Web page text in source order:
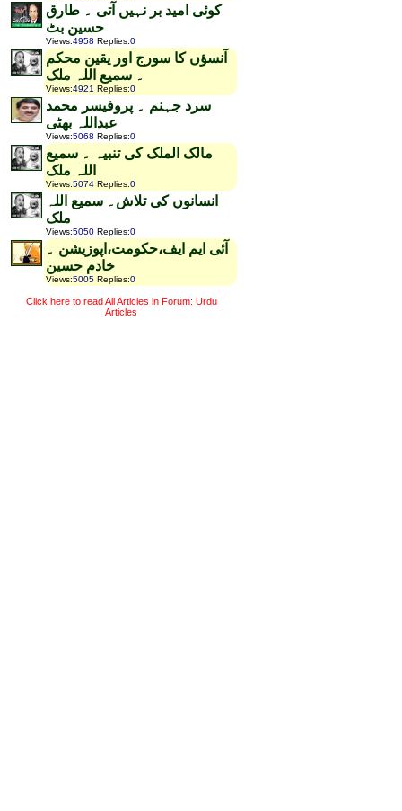
کوئی امید بر نہیں آتی ۔ طارق
حسین بٹ
Views:4958 Replies:0
آنسؤں کا سورج اور یقین محکم
۔ سمیع اللہ ملک
Views:4921 Replies:0
سرد جہنم ۔ پروفیسر محمد
عبداللہ بھٹی
Views:5068 Replies:0
مالک الملک کی تنبیہ ۔ سمیع
اللہ ملک
Views:5074 Replies:0
انسانوں کی تلاش۔ سمیع اللہ
ملک
Views:5050 Replies:0
آئی ایم ایف،حکومت،اپوزیشن ۔
خادم حسین
Views:5005 Replies:0
Click here to read All Articles in Forum: Urdu
Articles